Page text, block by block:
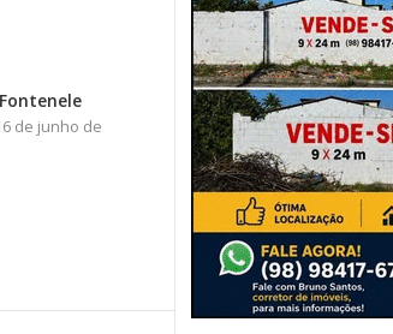
de junho de